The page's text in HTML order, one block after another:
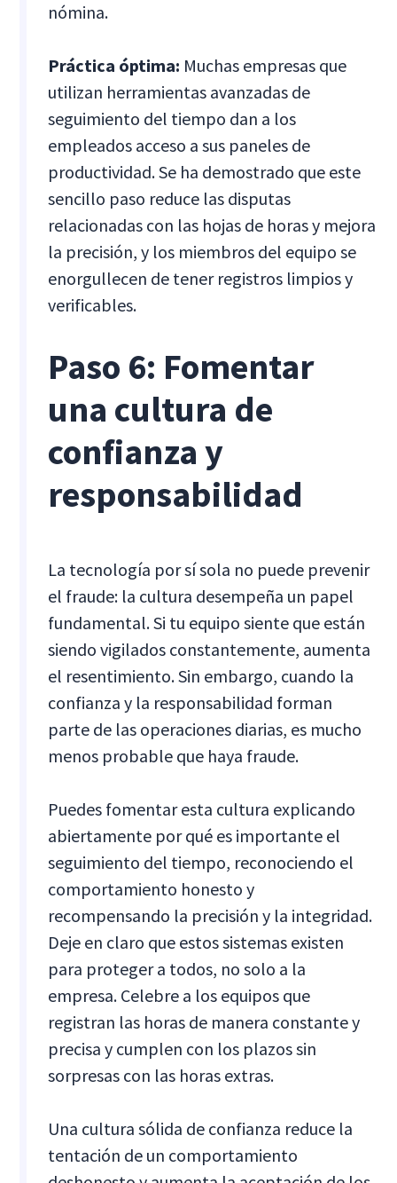
nómina.
Práctica óptima: Muchas empresas que
utilizan herramientas avanzadas de
seguimiento del tiempo dan a los
empleados acceso a sus paneles de
productividad. Se ha demostrado que este
sencillo paso reduce las disputas
relacionadas con las hojas de horas y mejora
la precisión, y los miembros del equipo se
enorgullecen de tener registros limpios y
verificables.
Paso 6: Fomentar
una cultura de
confianza y
responsabilidad
La tecnología por sí sola no puede prevenir
el fraude: la cultura desempeña un papel
fundamental. Si tu equipo siente que están
siendo vigilados constantemente, aumenta
el resentimiento. Sin embargo, cuando la
confianza y la responsabilidad forman
parte de las operaciones diarias, es mucho
menos probable que haya fraude.
Puedes fomentar esta cultura explicando
abiertamente por qué es importante el
seguimiento del tiempo, reconociendo el
comportamiento honesto y
recompensando la precisión y la integridad.
Deje en claro que estos sistemas existen
para proteger a todos, no solo a la
empresa. Celebre a los equipos que
registran las horas de manera constante y
precisa y cumplen con los plazos sin
sorpresas con las horas extras.
Una cultura sólida de confianza reduce la
tentación de un comportamiento